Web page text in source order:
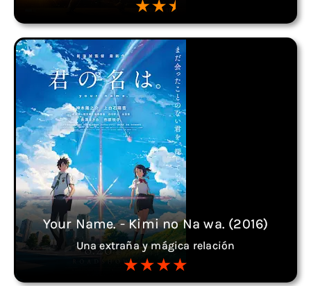
Your Name. - Kimi no Na wa. (2016)
Una extraña y mágica relación